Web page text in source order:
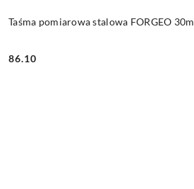
Taśma pomiarowa stalowa FORGEO 30m
Cena:
86.10